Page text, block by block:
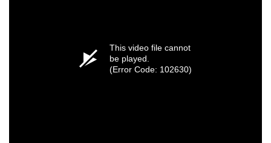
This video file cannot
be played.
(Error Code: 102630)